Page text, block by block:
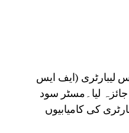
لیبارٹری (ایف ایس
لیا۔مسٹر سود
کی کامیابیوں